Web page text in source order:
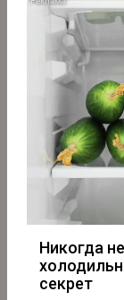
Никогда
секрет